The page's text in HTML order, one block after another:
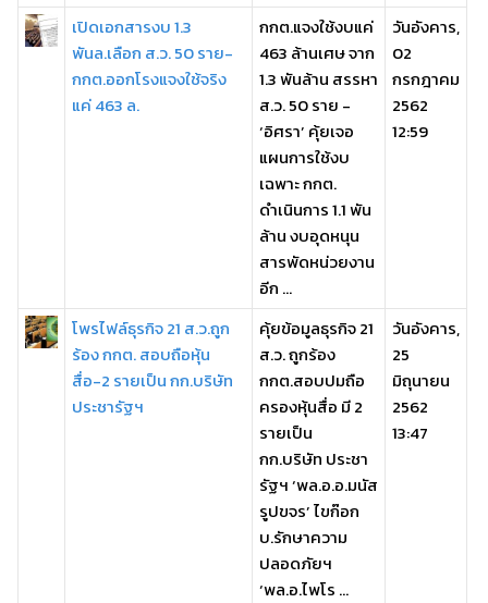
เปิดเอกสารงบ 1.3
พันล.เลือก ส.ว. 50 ราย-
กกต.ออกโรงแจงใช้จริง
แค่ 463 ล.
กกต.แจงใช้งบแค่
463 ล้านเศษ จาก
1.3 พันล้าน สรรหา
ส.ว. 50 ราย -
‘อิศรา’ คุ้ยเจอ
แผนการใช้งบ
เฉพาะ กกต.
ดำเนินการ 1.1 พัน
ล้าน งบอุดหนุน
สารพัดหน่วยงาน
อีก ...
วันอังคาร,
02
กรกฎาคม
2562
12:59
โพรไฟล์ธุรกิจ 21 ส.ว.ถูก
ร้อง กกต. สอบถือหุ้น
สื่อ-2 รายเป็น กก.บริษัท
ประชารัฐฯ
คุ้ยข้อมูลธุรกิจ 21
ส.ว. ถูกร้อง
กกต.สอบปมถือ
ครองหุ้นสื่อ มี 2
รายเป็น
กก.บริษัท ประชา
รัฐฯ ‘พล.อ.อ.มนัส
รูปขจร’ ไขก๊อก
บ.รักษาความ
ปลอดภัยฯ
‘พล.อ.ไพโร ...
วันอังคาร,
25
มิถุนายน
2562
13:47